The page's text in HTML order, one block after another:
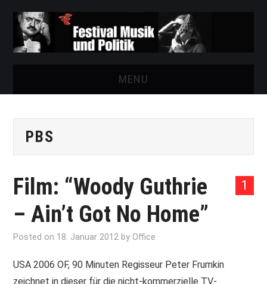
MENU
FESTIVAL
AUSSTELLUNGEN
ARCHIV
PBS
1
Film: “Woody Guthrie
– Ain’t Got No Home”
Posted on 18. Januar 2012 byOffice
USA 2006 OF, 90 Minuten Regisseur Peter Frumkin
zeichnet in dieser für die nicht-kommerzielle TV-